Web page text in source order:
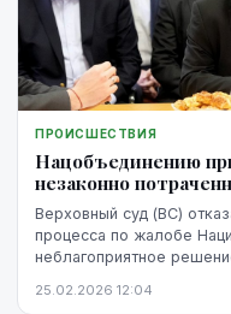
ПРОИСШЕСТВИЯ
Нацобъединению
незаконно
Верховный суд (ВС)
процесса по жалобе
неблагоприятное
25.02.2026 12:04